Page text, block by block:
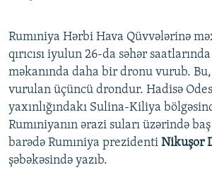
Rumıniya Hərbi Hava Qüvvələrinə
qırıcısı iyulun 26-da səhər
məkanında daha bir dronu vurub.
vurulan üçüncü drondur. Hadisə
yaxınlığındakı Sulina-Kiliya
Rumıniyanın ərazi suları üzərində
barədə Rumıniya prezidenti Nikuşor
şəbəkəsində yazıb.